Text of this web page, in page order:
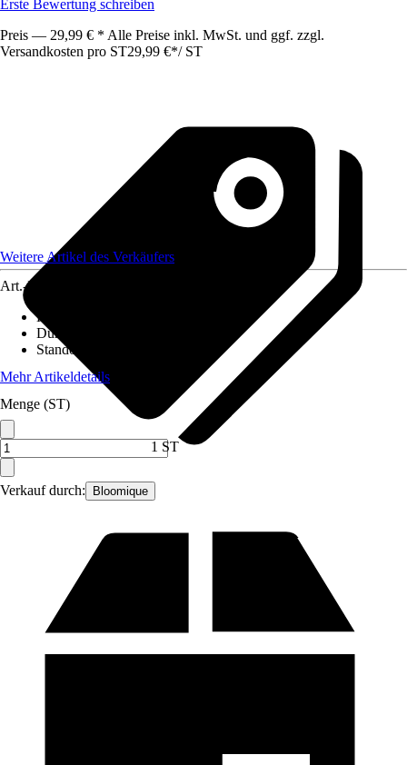
Erste Bewertung schreiben
Preis — 29,99 € * Alle Preise inkl. MwSt. und ggf. zzgl.
Versandkosten pro ST29,99 €*/ ST
Verkauf durch: Bloomique
Weitere Artikel des Verkäufers
Art.-Nr.
Höhe inkl. Kulturtopf
Durchmesser Kulturtopf
Standort
Mehr Artikeldetails
Menge (ST)
1 ST